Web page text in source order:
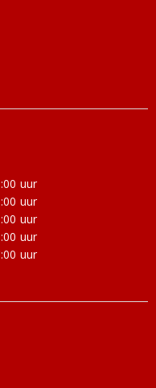
uur
uur
uur
uur
uur